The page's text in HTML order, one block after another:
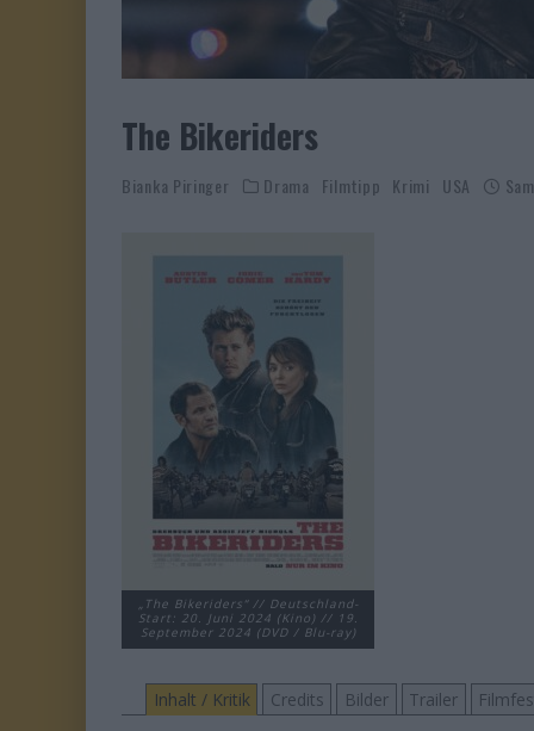
The Bikeriders
Bianka Piringer Drama Filmtipp Krimi USA
„The Bikeriders“ // Deutschland-
Start: 20. Juni 2024 (Kino) // 19.
September 2024 (DVD / Blu-ray)
Inhalt / Kritik Credits Bilder Trailer